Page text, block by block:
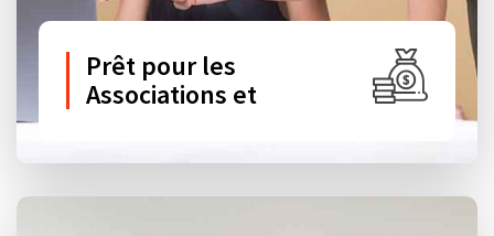
Prêt pour les
Associations et